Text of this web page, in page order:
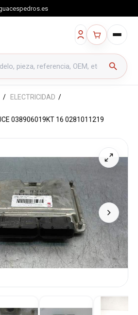
search
ELECTRICIDAD
038906019KT 16 0281011219